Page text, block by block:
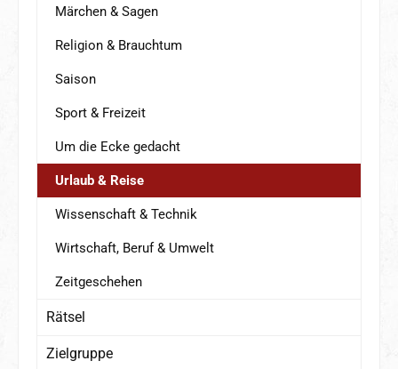
Märchen & Sagen
Religion & Brauchtum
Saison
Sport & Freizeit
Um die Ecke gedacht
Urlaub & Reise
Wissenschaft & Technik
Wirtschaft, Beruf & Umwelt
Zeitgeschehen
Rätsel
Zielgruppe